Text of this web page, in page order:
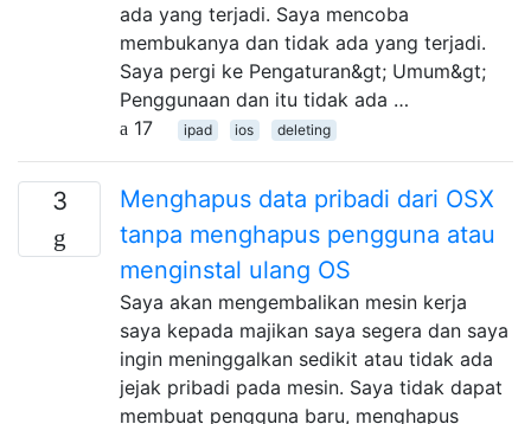
ada yang terjadi. Saya mencoba
membukanya dan tidak ada yang terjadi.
Saya pergi ke Pengaturan&gt; Umum&gt;
Penggunaan dan itu tidak ada …
17
ipad ios deleting
3
Menghapus data pribadi dari OSX
tanpa menghapus pengguna atau
menginstal ulang OS
Saya akan mengembalikan mesin kerja
saya kepada majikan saya segera dan saya
ingin meninggalkan sedikit atau tidak ada
jejak pribadi pada mesin. Saya tidak dapat
membuat pengguna baru, menghapus